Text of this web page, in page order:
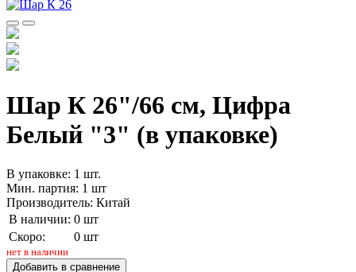
Шар К 26"/66 см, Цифра
Белый "3" (в упаковке)
В упаковке: 1 шт.
Мин. партия: 1 шт
Производитель: Китай
В наличии: 0 шт
Скоро:
0 шт
нет в наличии
Добавить в сравнение